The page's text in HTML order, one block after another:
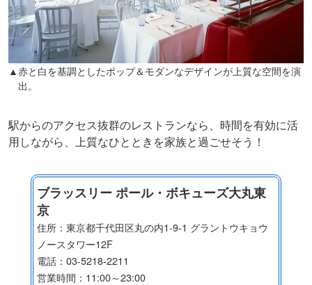
▲赤と白を基調としたポップ＆モダンなデザインが上質な空間を演
出。
駅からのアクセス抜群のレストランなら、時間を有効に活
用しながら、上質なひとときを家族と過ごせそう！
ブラッスリー ポール・ボキューズ大丸東
京
住所：東京都千代田区丸の内1-9-1 グラントウキョウ
ノースタワー12F
電話：03-5218-2211
営業時間：11:00～23:00